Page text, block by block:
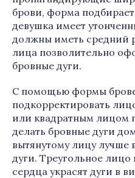
брови, форма
девушка имеет
должны иметь средний
лица позволительно
бровные дуги.
С помощью формы
подкорректировать
или квадратным лицом
делать бровные дуги
вытянутому лицу лучше
дуги. Треугольное
сердца украсят дуги в